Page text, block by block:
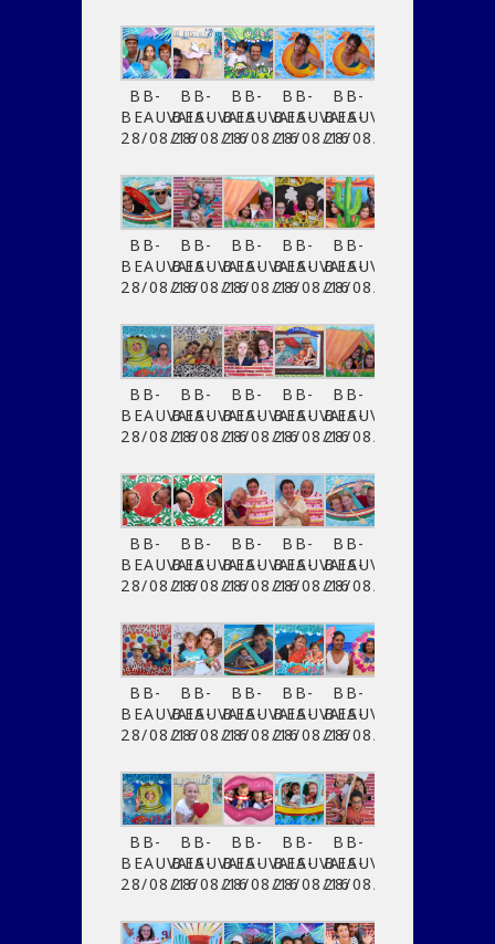
BB-
BEAUVAIS-
28/08/16
BB-
BEAUVAIS-
28/08/16
BB-
BEAUVAIS-
28/08/16
BB-
BEAUVAIS-
28/08/16
BB-
BEAUVAIS-
28/08/16
BB-
BEAUVAIS-
28/08/16
BB-
BEAUVAIS-
28/08/16
BB-
BEAUVAIS-
28/08/16
BB-
BEAUVAIS-
28/08/16
BB-
BEAUVAIS-
28/08/16
BB-
BEAUVAIS-
28/08/16
BB-
BEAUVAIS-
28/08/16
BB-
BEAUVAIS-
28/08/16
BB-
BEAUVAIS-
28/08/16
BB-
BEAUVAIS-
28/08/16
BB-
BEAUVAIS-
28/08/16
BB-
BEAUVAIS-
28/08/16
BB-
BEAUVAIS-
28/08/16
BB-
BEAUVAIS-
28/08/16
BB-
BEAUVAIS-
28/08/16
BB-
BEAUVAIS-
28/08/16
BB-
BEAUVAIS-
28/08/16
BB-
BEAUVAIS-
28/08/16
BB-
BEAUVAIS-
28/08/16
BB-
BEAUVAIS-
28/08/16
BB-
BEAUVAIS-
28/08/16
BB-
BEAUVAIS-
28/08/16
BB-
BEAUVAIS-
28/08/16
BB-
BEAUVAIS-
28/08/16
BB-
BEAUVAIS-
28/08/16